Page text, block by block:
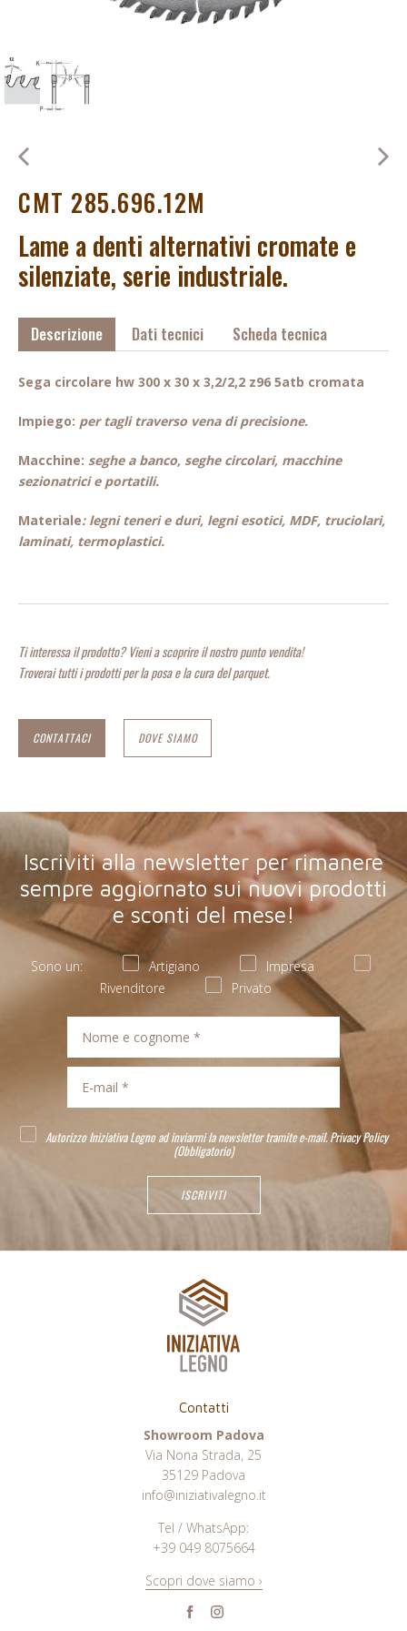
CMT 285.696.12M
Lame a denti alternativi cromate e
silenziate, serie industriale.
Descrizione Dati tecnici Scheda tecnica
Sega circolare hw 300 x 30 x 3,2/2,2 z96 5atb cromata
Impiego: per tagli traverso vena di precisione.
Macchine: seghe a banco, seghe circolari, macchine
sezionatrici e portatili.
Materiale: legni teneri e duri, legni esotici, MDF, truciolari,
laminati, termoplastici.
Ti interessa il prodotto? Vieni a scoprire il nostro punto vendita!
Troverai tutti i prodotti per la posa e la cura del parquet.
CONTATTACI DOVE SIAMO
Iscriviti alla newsletter per rimanere
sempre aggiornato sui nuovi prodotti
e sconti del mese!
Sono un: Artigiano
Impresa
Rivenditore
Privato
Autorizzo Iniziativa Legno ad inviarmi la newsletter tramite e-mail.Privacy Policy
(Obbligatorio)
Contatti
Showroom Padova
Via Nona Strada, 25
35129 Padova
info@iniziativalegno.it
Tel / WhatsApp:
+39 049 8075664
Scopri dove siamo ›
Facebook